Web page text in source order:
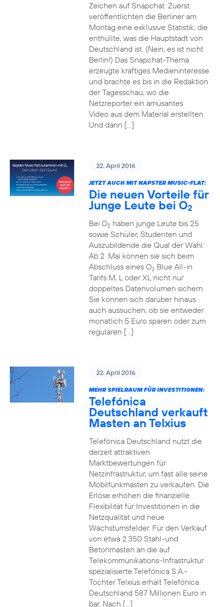
Zeichen auf Snapchat. Zuerst
veröffentlichten die Berliner am
Montag eine exklusive Statistik, die
enthüllte, was die Hauptstadt von
Deutschland ist. (Nein, es ist nicht
Berlin!) Das Snapchat-Thema
erzeugte kräftiges Medieninteresse
und brachte es bis in die Redaktion
der Tagesschau, wo die
Netzreporter ein amüsantes
Video aus dem Material erstellten.
Und dann […]
22. April 2016
JETZT AUCH MIT NAPSTER MUSIC-FLAT:
Die neuen Vorteile für
Junge Leute bei O2
Bei O2haben junge Leute bis 25
sowie Schüler, Studenten und
Auszubildende die Qual der Wahl:
Ab 2. Mai können sie sich beim
Abschluss eines O2Blue All-in
Tarifs M, L oder XL nicht nur
doppeltes Datenvolumen sichern.
Sie können sich darüber hinaus
auch aussuchen, ob sie entweder
monatlich 5 Euro sparen oder zum
regulären […]
22. April 2016
MEHR SPIELRAUM FÜR INVESTITIONEN:
Telefónica
Deutschland verkauft
Masten an Telxius
Telefónica Deutschland nutzt die
derzeit attraktiven
Marktbewertungen für
Netzinfrastruktur, um fast alle seine
Mobilfunkmasten zu verkaufen. Die
Erlöse erhöhen die finanzielle
Flexibilität für Investitionen in die
Netzqualität und neue
Wachstumsfelder. Für den Verkauf
von etwa 2.350 Stahl-und
Betonmasten an die auf
Telekommunikations-Infrastruktur
spezialisierte Telefónica S.A.-
Tochter Telxius erhält Telefónica
Deutschland 587 Millionen Euro in
bar. Nach […]